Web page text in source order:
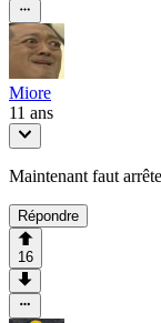
Miore
11 ans
Maintenant faut
Répondre
16